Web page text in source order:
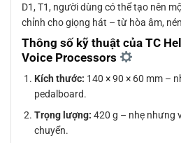
D1, T1, người dùng có thể tạo nên
chỉnh cho giọng hát – từ hòa âm,
Thông số kỹ thuật của TC
Voice Processors
Kích thước: 140 × 90 × 60 mm –
pedalboard.
Trọng lượng: 420 g – nhẹ nhưng
chuyển.